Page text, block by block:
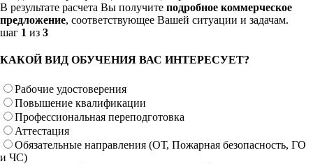
В результате расчета Вы получите подробное коммерческое
предложение, соответствующее Вашей ситуации и задачам.
шаг 1 из 3
КАКОЙ ВИД ОБУЧЕНИЯ ВАС ИНТЕРЕСУЕТ?
Рабочие удостоверения
Повышение квалификации
Профессиональная переподготовка
Аттестация
Обязательные направления (ОТ, Пожарная безопасность, ГО
и ЧС)